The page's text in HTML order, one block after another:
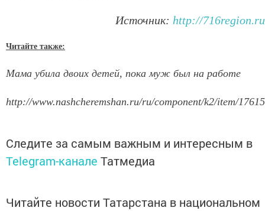
Источник: http://716region.ru
Читайте также:
Мама убила двоих детей, пока муж был на работе
http://www.nashcheremshan.ru/ru/component/k2/item/17615
Следите за самым важным и интересным в
Telegram-канале Татмедиа
Читайте новости Татарстана в национальном